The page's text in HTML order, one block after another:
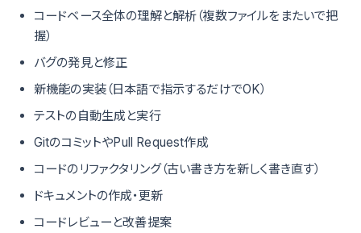
コードベース全体の理解と解析（複数ファイルをまたいで把
握）
バグの発見と修正
新機能の実装（日本語で指示するだけでOK）
テストの自動生成と実行
GitのコミットやPull Request作成
コードのリファクタリング（古い書き方を新しく書き直す）
ドキュメントの作成・更新
コードレビューと改善提案